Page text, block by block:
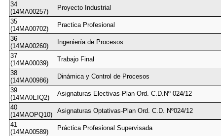
34
(14MA00257)
Proyecto Industrial
35
(14MA00702)
Practica Profesional
36
(14MA00260)
Ingeniería de Procesos
37
(14MA00039)
Trabajo Final
38
(14MA00986)
Dinámica y Control de Procesos
39
(14MA0EIQ2)
Asignaturas Electivas-Plan Ord. C.D.Nº 024/12
40
(14MAOPQ10)
Asignaturas Optativas-Plan Ord. C.D. Nº024/12
41
(14MA00589)
Práctica Profesional Supervisada